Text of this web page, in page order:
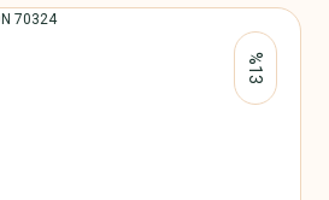
%13